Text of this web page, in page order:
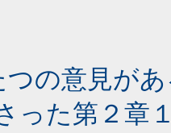
の意見が
った第２章